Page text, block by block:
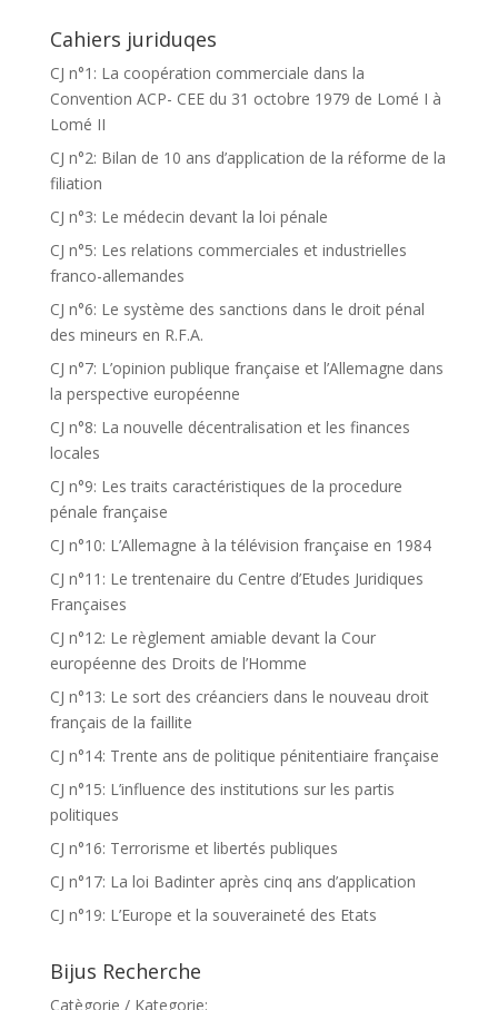
Cahiers juriduqes
CJ n°1: La coopération commerciale dans la
Convention ACP- CEE du 31 octobre 1979 de Lomé I à
Lomé II
CJ n°2: Bilan de 10 ans d’application de la réforme de la
filiation
CJ n°3: Le médecin devant la loi pénale
CJ n°5: Les relations commerciales et industrielles
franco-allemandes
CJ n°6: Le système des sanctions dans le droit pénal
des mineurs en R.F.A.
CJ n°7: L’opinion publique française et l’Allemagne dans
la perspective européenne
CJ n°8: La nouvelle décentralisation et les finances
locales
CJ n°9: Les traits caractéristiques de la procedure
pénale française
CJ n°10: L’Allemagne à la télévision française en 1984
CJ n°11: Le trentenaire du Centre d’Etudes Juridiques
Françaises
CJ n°12: Le règlement amiable devant la Cour
européenne des Droits de l’Homme
CJ n°13: Le sort des créanciers dans le nouveau droit
français de la faillite
CJ n°14: Trente ans de politique pénitentiaire française
CJ n°15: L’influence des institutions sur les partis
politiques
CJ n°16: Terrorisme et libertés publiques
CJ n°17: La loi Badinter après cinq ans d’application
CJ n°19: L’Europe et la souveraineté des Etats
Bijus Recherche
Catègorie / Kategorie: